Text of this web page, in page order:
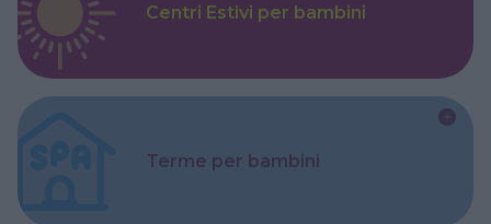
Centri Estivi per bambini
Terme per bambini